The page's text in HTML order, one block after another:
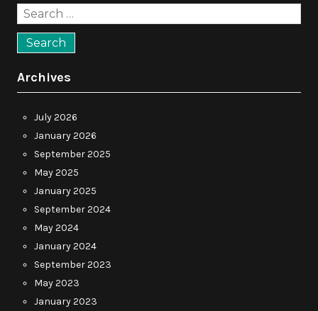
Search
for:
Archives
July 2026
January 2026
September 2025
May 2025
January 2025
September 2024
May 2024
January 2024
September 2023
May 2023
January 2023